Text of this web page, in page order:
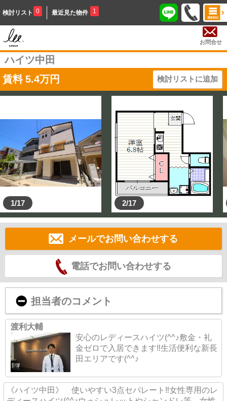
検討リスト 0 最近見た物件 1
お問合せ
ハイツ中田
賃料 5.4万円 検討リストに追加
1/17 2/17
メールでお問い合わせする
電話でお問い合わせする
担当者のコメント
渡利大輔
安心のレディースハイツ(^^♪敷金・礼
金ゼロで入居できます‼生活便利な新長
田エリアです(^^♪
《ハイツ中田》 使いやすい3点セパレート‼女性専用のレ